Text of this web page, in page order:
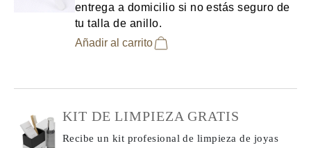
entrega a domicilio si no estás seguro de
tu talla de anillo.
Añadir al carrito
KIT DE LIMPIEZA GRATIS
Recibe un kit profesional de limpieza de joyas